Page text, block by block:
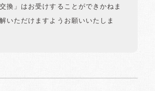
換」はお受けすることができかねま
いただけますようお願いいたしま